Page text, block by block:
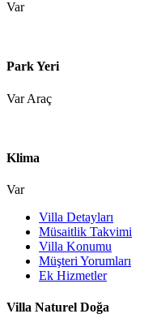
Var
Park Yeri
Var Araç
Klima
Var
Villa Detayları
Müsaitlik Takvimi
Villa Konumu
Müşteri Yorumları
Ek Hizmetler
Villa Naturel Doğa